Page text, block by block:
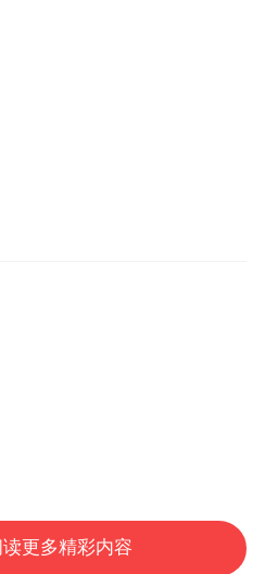
、助华的美好情谊在社
让他们口中的中国故事
更多精彩内容